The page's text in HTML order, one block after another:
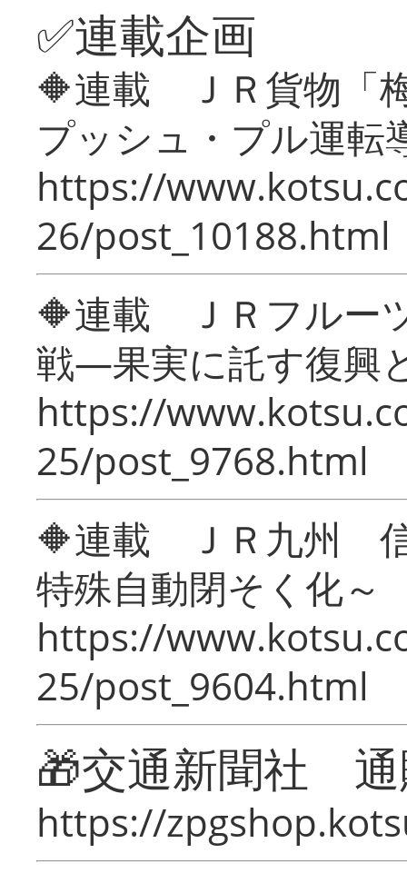
✅連載企画
🔶連載 ＪＲ貨物「
プッシュ・プル運転
https://
26/post_10188.html
🔶連載 ＪＲフルー
戦―果実に託す復興
https://
25/post_9768.html
🔶連載 ＪＲ九州 信
特殊自動閉そく化～
https://
25/post_9604.html
🎁交通新聞社
https://